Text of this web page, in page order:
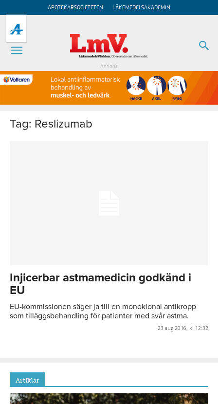
APOTEKARSOCIETETEN LÄKEMEDELSAKADEMIN
Annons
Tag: Reslizumab
Injicerbar astmamedicin godkänd i
EU
EU-kommissionen säger ja till en monoklonal antikropp
som tilläggsbehandling för patienter med svår astma.
23 aug 2016, kl 12:32
Artiklar